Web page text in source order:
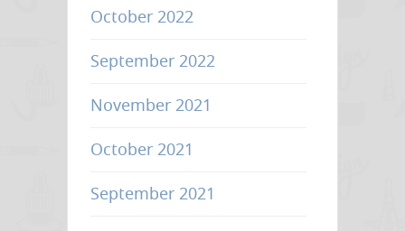
ภัณฑ์
October 2022
September 2022
November 2021
October 2021
September 2021